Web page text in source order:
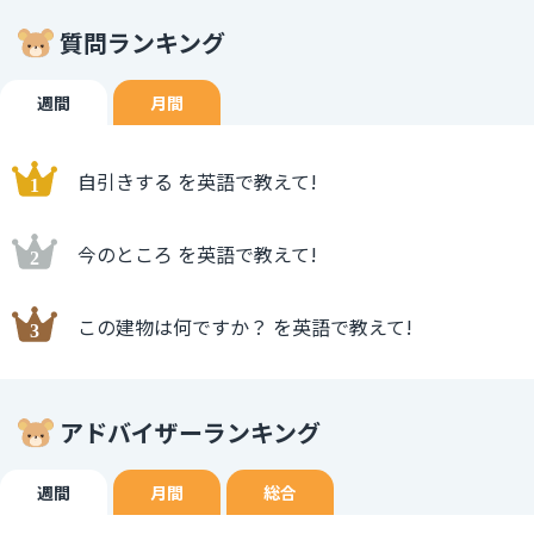
質問ランキング
週間 月間
自引きする を英語で教えて!
今のところ を英語で教えて!
この建物は何ですか？ を英語で教えて!
アドバイザーランキング
週間 月間 総合